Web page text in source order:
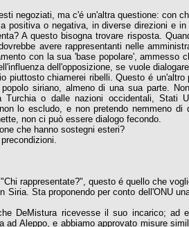
negoziati, ma c'é un'altra questione: con
positiva o negativa, in diverse direzioni e
A questo bisogna trovare risposta.
avere rappresentanti nelle
con la sua 'base popolare', ammesso
dell'opposizione, se vuole
piuttosto chiamerei ribelli. Questo é
siriano, almeno di una sua parte.
Turchia o dalle nazioni occidentali, Stati
lo escludo, e non pretendo nemmeno
non ci può essere dialogo fecondo.
che hanno sostegni esteri?
rappresentate?", questo é quello che
Sta proponendo per conto dell'ONU
DeMistura ricevesse il suo incarico; ad
Aleppo, e abbiamo approvato misure